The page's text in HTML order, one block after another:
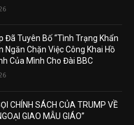
Đã Tuyên Bố “Tình Trạng Khẩn
Ngăn Chặn Việc Công Khai Hồ
Của Mình Cho Đài BBC
CHÍNH SÁCH CỦA TRUMP VỀ
GIAO MẪU GIÁO”